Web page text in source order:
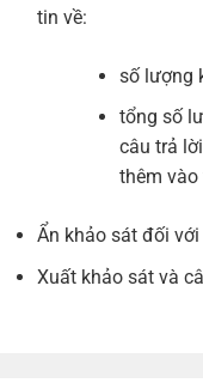
tin về:
số lượng
tổng số
câu trả
thêm vào
Ẩn khảo sát đối
Xuất khảo sát và